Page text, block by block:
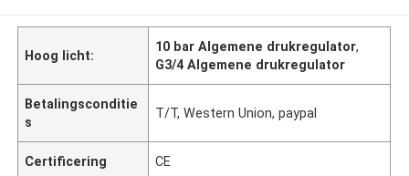
Hoog licht:
10 bar Algemene drukregulator,
G3/4 Algemene drukregulator
Betalingsconditie
s
T/T, Western Union, paypal
Certificering CE